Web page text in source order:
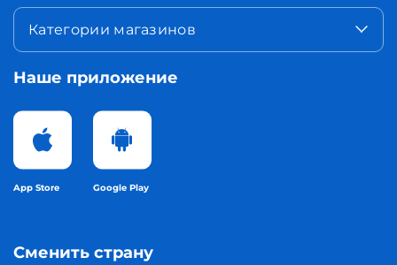
Категории магазинов
Наше приложение
App Store Google Play
Сменить страну